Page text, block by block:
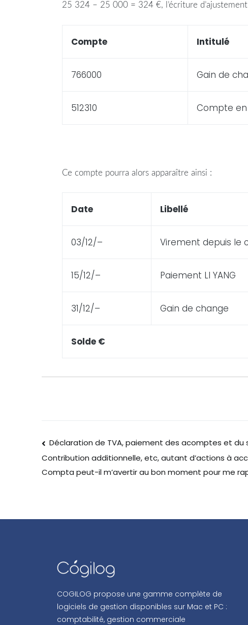
25 324 – 25 000 = 324 €, l’écriture
Compte Intitulé
766000 Gain de
512310 Compte en
Ce compte pourra alors apparaître ainsi :
Date Libellé
03/12/– Virement depuis le
15/12/– Paiement LI YANG
31/12/– Gain de change
Solde €
Déclaration de TVA, paiement des acomptes et du
Contribution additionnelle, etc, autant d’actions à
Compta peut-il m’avertir au bon moment pour me
COGILOG propose une gamme complète de
logiciels de gestion disponibles sur Mac et PC :
comptabilité, gestion commerciale